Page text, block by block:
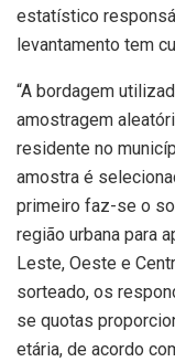
estatístico
levantamento tem
“A bordagem
amostragem
residente no
amostra é
primeiro faz-se o
região urbana para
Leste, Oeste e
sorteado, os
se quotas
etária, de acordo